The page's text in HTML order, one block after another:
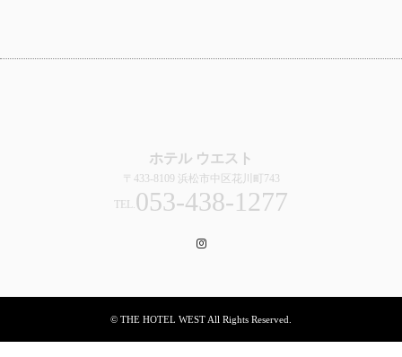
ホテル ウエスト
〒433-8109 浜松市中区花川町743
TEL.053-438-1277
© THE HOTEL WEST All Rights Reserved.